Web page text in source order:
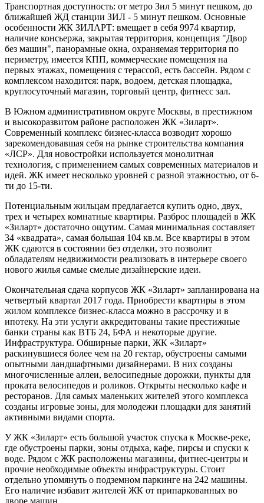
Транспортная доступность: от метро Зил 5 минут пешком, до
ближайшей ЖД станции ЗИЛ - 5 минут пешком. Основные
особенности ЖК ЗИЛАРТ: вмещает в себя 9974 квартир,
наличие консьержа, закрытая территория, концепция "Двор
без машин", панорамные окна, охраняемая территория по
периметру, имеется КПП, коммерческие помещения на
первых этажах, помещения с терассой, есть бассейн. Рядом с
комплексом находится: парк, водоем, детская площадка,
круглосуточный магазин, торговый центр, фитнесс зал.
В Южном административном округе Москвы, в престижном
и высокоразвитом районе расположен ЖК «Зиларт».
Современный комплекс бизнес-класса возводит хорошо
зарекомендовавшая себя на рынке строительства компания
«ЛСР». Для новостройки используется монолитная
технология, с применением самых современных материалов и
идей. ЖК имеет несколько уровней с разной этажностью, от 6-
ти до 15-ти.
Потенциальным жильцам предлагается купить одно, двух,
трех и четырех комнатные квартиры. Разброс площадей в ЖК
«Зиларт» достаточно ощутим. Самая минимальная составляет
34 «квадрата», самая большая 104 кв.м. Все квартиры в этом
ЖК сдаются в состоянии без отделки, это позволит
обладателям недвижимости реализовать в интерьере своего
нового жилья самые смелые дизайнерские идеи.
Окончательная сдача корпусов ЖК «Зиларт» запланирована на
четвертый квартал 2017 года. Приобрести квартиры в этом
жилом комплексе бизнес-класса можно в рассрочку и в
ипотеку. На эти услуги аккредитованы такие престижные
банки страны как ВТБ 24, БФА и некоторые другие.
Инфраструктура. Обширные парки, ЖК «Зиларт»
раскинувшиеся более чем на 20 гектар, обустроены самыми
опытными ландшафтными дизайнерами. В них созданы
многочисленные аллеи, велосипедные дорожки, пункты для
проката велосипедов и роликов. Открыты несколько кафе и
ресторанов. Для самых маленьких жителей этого комплекса
созданы игровые зоны, для молодежи площадки для занятий
активными видами спорта.
У ЖК «Зиларт» есть большой участок спуска к Москве-реке,
где обустроены парки, зоны отдыха, кафе, пирсы и спуски к
воде. Рядом с ЖК расположены магазины, фитнес-центры и
прочие необходимые объекты инфраструктуры. Стоит
отдельно упомянуть о подземном паркинге на 242 машины.
Его наличие избавит жителей ЖК от припаркованных во
дворе машин.